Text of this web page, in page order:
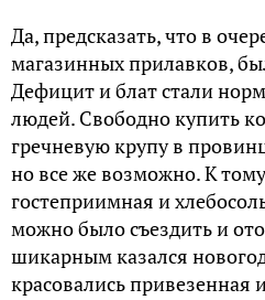
Да, предсказать, что в
магазинных прилавков,
Дефицит и блат стали
людей. Свободно купить
гречневую крупу в
но все же возможно. К
гостеприимная и
можно было съездить и
шикарным казался
красовались привезенная